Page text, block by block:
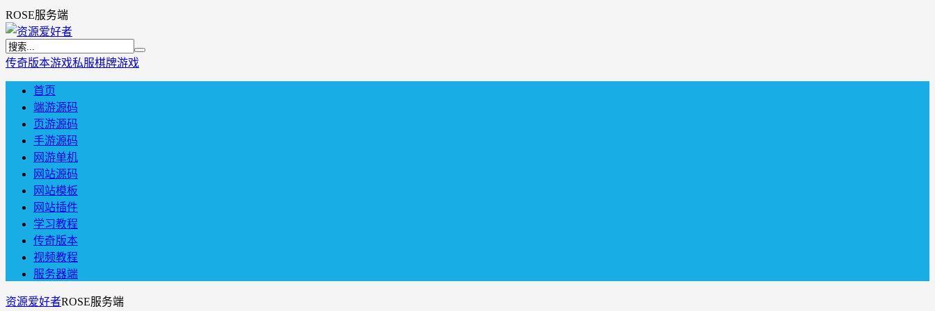
ROSE服务端
传奇版本游戏私服棋牌游戏
首页
端游源码
页游源码
手游源码
网游单机
网站源码
网站模板
网站插件
学习教程
传奇版本
视频教程
服务器端
资源爱好者ROSE服务端